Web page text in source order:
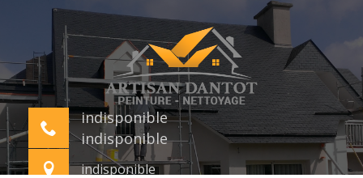
indisponible
indisponible
indisponible